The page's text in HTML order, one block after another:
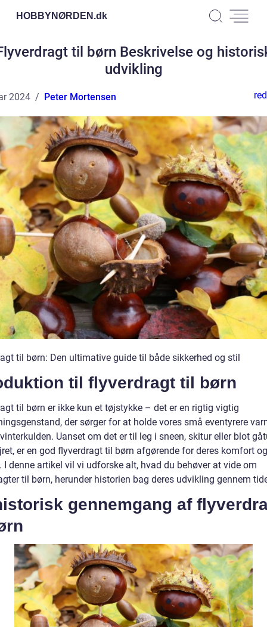
HOBBYNØRDEN.dk
til børn Beskrivelse og
udvikling
2024 Peter Mortensen
til børn: Den ultimative guide til både sikkerhed og stil
til flyverdragt til børn
til børn er ikke kun et tøjstykke – det er en rigtig vigtig
der sørger for at holde vores små eventyrere
Uanset om det er til leg i sneen, skitur eller blot
er en god flyverdragt til børn afgørende for deres komfort og
denne artikel vil vi udforske alt, hvad du behøver at vide om
til børn, herunder historien bag deres udvikling gennem
gennemgang af